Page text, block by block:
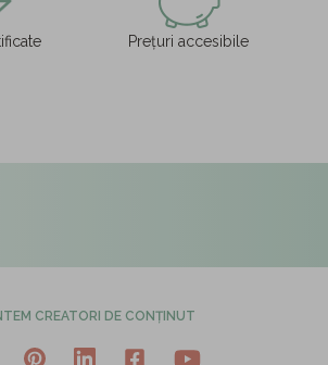
Prețuri accesibile
CREATORI DE CONȚINUT